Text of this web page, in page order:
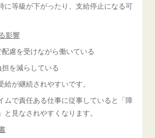
に等級が下がったり、支給停止になる可
影響
慮を受けながら働いている
を減らしている
給が継続されやすいです。
ムで責任ある仕事に従事していると「障
見なされやすくなります。